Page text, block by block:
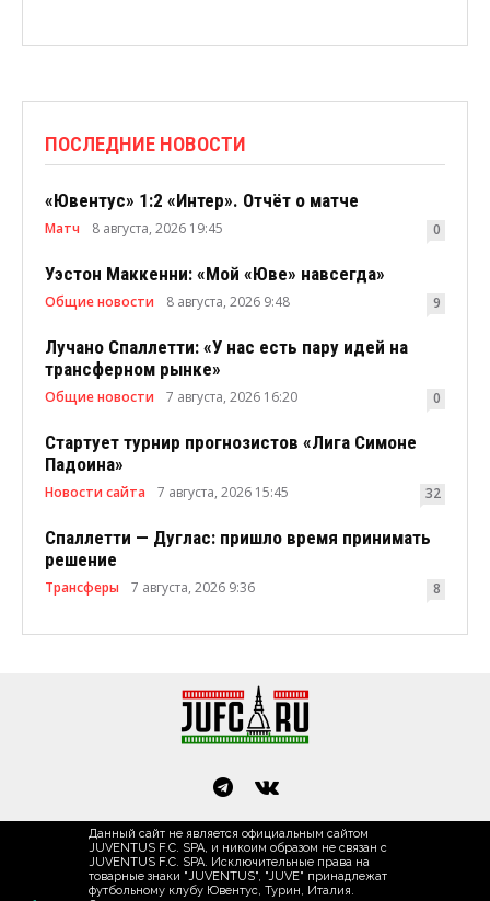
ПОСЛЕДНИЕ НОВОСТИ
«Ювентус» 1:2 «Интер». Отчёт о матче
Матч 8 августа, 2026 19:45 0
Уэстон Маккенни: «Мой «Юве» навсегда»
Общие новости 8 августа, 2026 9:48 9
Лучано Спаллетти: «У нас есть пару идей на
трансферном рынке»
Общие новости 7 августа, 2026 16:20 0
Стартует турнир прогнозистов «Лига Симоне
Падоина»
Новости сайта 7 августа, 2026 15:45 32
Спаллетти — Дуглас: пришло время принимать
решение
Трансферы 7 августа, 2026 9:36 8
Данный сайт не является официальным сайтом
JUVENTUS F.C. SPA, и никоим образом не связан с
JUVENTUS F.C. SPA. Исключительные права на
товарные знаки "JUVENTUS", "JUVE" принадлежат
футбольному клубу Ювентус, Турин, Италия.